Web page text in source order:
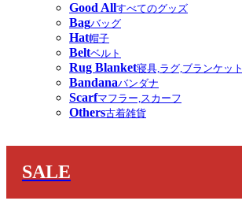
Good Allすべてのグッズ
Bagバッグ
Hat帽子
Beltベルト
Rug Blanket寝具,ラグ,ブランケット
Bandanaバンダナ
Scarfマフラー,スカーフ
Others古着雑貨
SALE